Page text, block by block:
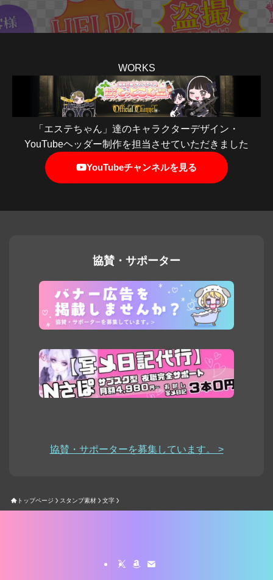
WORKS
「エステちゃん」達のキャラクターデザイン・
YouTubeヘッダー制作を担当させていただきました
YouTubeチャンネルを見る
協賛・サポーター
協賛・サポーターを募集しています。 >
トップページ スタンプ素材 文字